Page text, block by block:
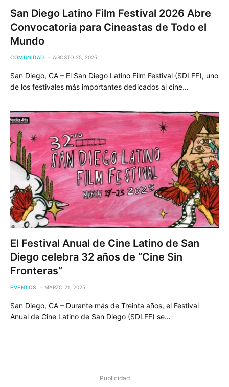
San Diego Latino Film Festival 2026 Abre
Convocatoria para Cineastas de Todo el
Mundo
COMUNIDAD AGOSTO 25, 2025
San Diego, CA – El San Diego Latino Film Festival (SDLFF), uno
de los festivales más importantes dedicados al cine…
El Festival Anual de Cine Latino de San
Diego celebra 32 años de “Cine Sin
Fronteras”
EVENTOS MARZO 21, 2025
San Diego, CA – Durante más de Treinta años, el Festival
Anual de Cine Latino de San Diego (SDLFF) se…
Publicidad